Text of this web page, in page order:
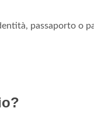
Arancio?